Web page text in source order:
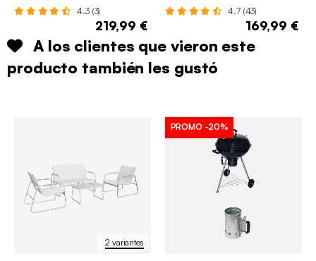
4.3 (3)
219,99 €
4.7 (43)
169,99 €
A los clientes que vieron este
producto también les gustó
2 variantes
PROMO -20%